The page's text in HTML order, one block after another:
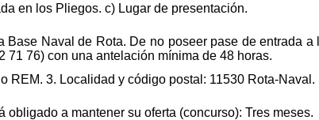
en los Pliegos. c) Lugar de presentación.
Base Naval de Rota. De no poseer pase de entrada
76) con una antelación mínima de 48 horas.
REM. 3. Localidad y código postal: 11530 Rota-Naval.
a mantener su oferta (concurso): Tres meses.